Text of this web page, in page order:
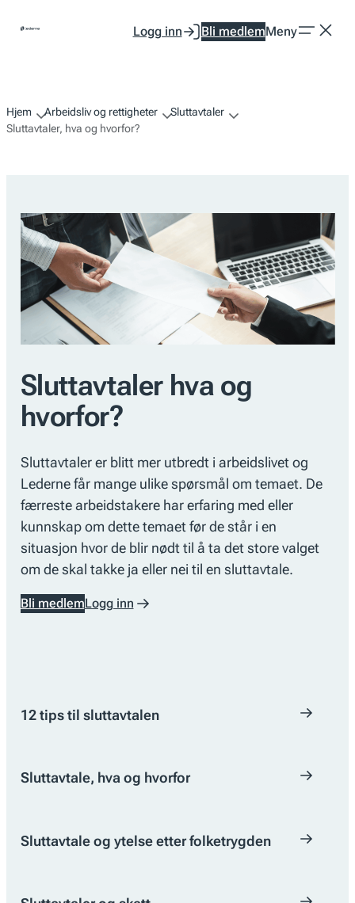
Logg inn Bli medlemMeny
Hjem Arbeidsliv og rettigheter
Sluttavtaler
Sluttavtaler, hva og hvorfor?
Sluttavtaler hva og
hvorfor?
Sluttavtaler er blitt mer utbredt i arbeidslivet og
Lederne får mange ulike spørsmål om temaet. De
færreste arbeidstakere har erfaring med eller
kunnskap om dette temaet før de står i en
situasjon hvor de blir nødt til å ta det store valget
om de skal takke ja eller nei til en sluttavtale.
Bli medlemLogg inn
12 tips til sluttavtalen
Sluttavtale, hva og hvorfor
Sluttavtale og ytelse etter folketrygden